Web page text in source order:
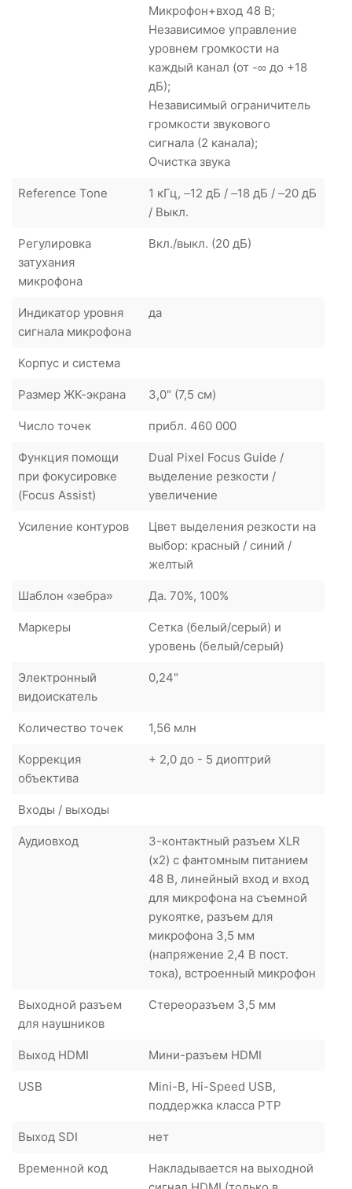
Микрофон+вход 48 В;
Независимое управление
уровнем громкости на
каждый канал (от -∞ до +18
дБ);
Независимый ограничитель
громкости звукового
сигнала (2 канала);
Очистка звука
Reference Tone
1 кГц, –12 дБ / –18 дБ / –20 дБ
/ Выкл.
Регулировка
затухания
микрофона
Вкл./выкл. (20 дБ)
Индикатор уровня
сигнала микрофона
да
Корпус и система
Размер ЖК-экрана 3,0" (7,5 см)
Число точек прибл. 460 000
Функция помощи
при фокусировке
(Focus Assist)
Dual Pixel Focus Guide /
выделение резкости /
увеличение
Усиление контуров
Цвет выделения резкости на
выбор: красный / синий /
желтый
Шаблон «зебра» Да. 70%, 100%
Маркеры
Сетка (белый/серый) и
уровень (белый/серый)
Электронный
видоискатель
0,24"
Количество точек 1,56 млн
Коррекция
объектива
+ 2,0 до - 5 диоптрий
Входы / выходы
Аудиовход
3-контактный разъем XLR
(x2) с фантомным питанием
48 В, линейный вход и вход
для микрофона на съемной
рукоятке, разъем для
микрофона 3,5 мм
(напряжение 2,4 В пост.
тока), встроенный микрофон
Выходной разъем
для наушников
Стереоразъем 3,5 мм
Выход HDMI Мини-разъем HDMI
USB
Mini-B, Hi-Speed USB,
поддержка класса PTP
Выход SDI нет
Временной код
Накладывается на выходной